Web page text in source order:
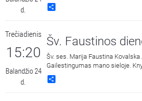
d.
15:00 ir 3:00 kviečia melstis
Gailestingumo vainikėlį ir litaniją
gerbiamas Gailestingojo Jėzaus
šv. Faustinos regėjimus.
Trečiadienis
15:20
Balandžio 24
d.
Šv. Faustinos
Šv. ses. Marija Faustina Kovalska
Gailestingumas mano sieloje.
pasaulio leidiniai“, 2014 m.